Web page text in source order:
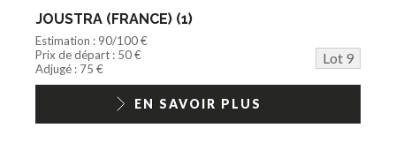
JOUSTRA (FRANCE) (1)
Estimation : 90/100 €
Prix de départ : 50 €
Lot 9
Adjugé : 75 €
EN SAVOIR PLUS